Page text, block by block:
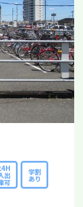
出
可
学割
あり